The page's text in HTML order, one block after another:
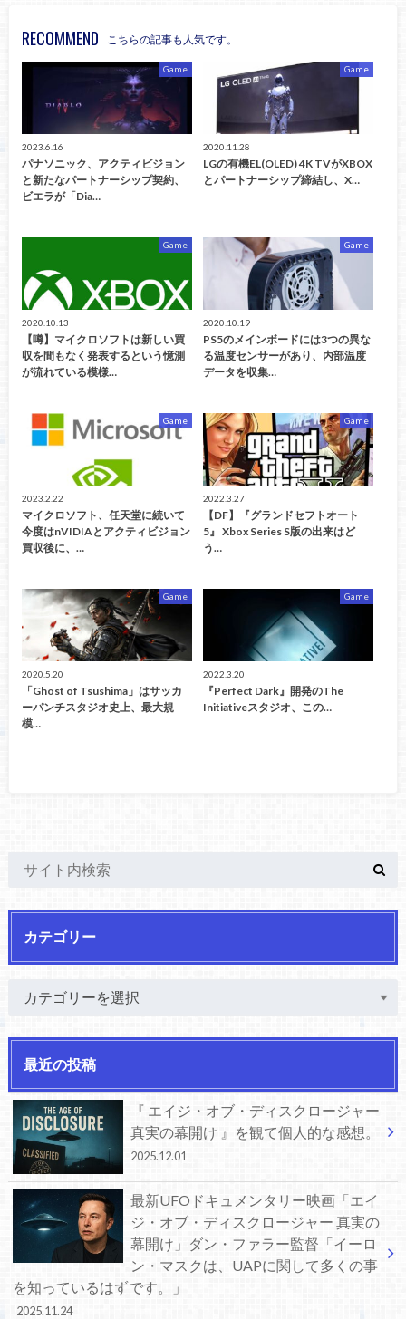
RECOMMEND こちらの記事も人気です。
Game
2023.6.16
パナソニック、アクティビジョン
と新たなパートナーシップ契約、
ビエラが「Dia…
Game
2020.11.28
LGの有機EL(OLED) 4K TVがXBOX
とパートナーシップ締結し、X…
Game
2020.10.13
【噂】マイクロソフトは新しい買
収を間もなく発表するという憶測
が流れている模様…
Game
2020.10.19
PS5のメインボードには3つの異な
る温度センサーがあり、内部温度
データを収集…
Game
2023.2.22
マイクロソフト、任天堂に続いて
今度はnVIDIAとアクティビジョン
買収後に、…
Game
2022.3.27
【DF】『グランドセフトオート
5』 Xbox Series S版の出来はど
う…
Game
2020.5.20
「Ghost of Tsushima」はサッカ
ーパンチスタジオ史上、最大規
模…
Game
2022.3.20
『Perfect Dark』開発のThe
Initiativeスタジオ、この…
カテゴリー
最近の投稿
『 エイジ・オブ・ディスクロージャー
真実の幕開け 』を観て個人的な感想。
2025.12.01
最新UFOドキュメンタリー映画「エイ
ジ・オブ・ディスクロージャー 真実の
幕開け」ダン・ファラー監督「イーロ
ン・マスクは、UAPに関して多くの事
を知っているはずです。」
2025.11.24